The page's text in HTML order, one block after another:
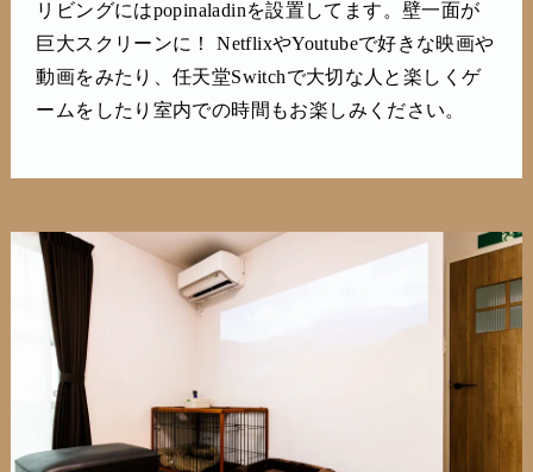
リビングにはpopinaladinを設置してます。壁一面が
巨大スクリーンに！ NetflixやYoutubeで好きな映画や
動画をみたり、任天堂Switchで大切な人と楽しくゲ
ームをしたり室内での時間もお楽しみください。